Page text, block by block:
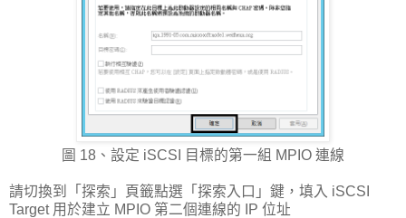
圖 18、設定 iSCSI 目標的第一組 MPIO 連線
請切換到「探索」頁籤點選「探索入口」鍵，填入 iSCSI
Target 用於建立 MPIO 第二個連線的 IP 位址